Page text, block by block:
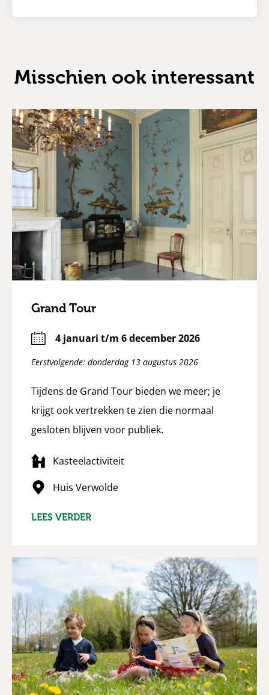
Misschien ook interessant
Grand Tour
4 januari t/m 6 december 2026
Eerstvolgende: donderdag 13 augustus 2026
Tijdens de Grand Tour bieden we meer; je
krijgt ook vertrekken te zien die normaal
gesloten blijven voor publiek.
Kasteelactiviteit
Huis Verwolde
LEES VERDER